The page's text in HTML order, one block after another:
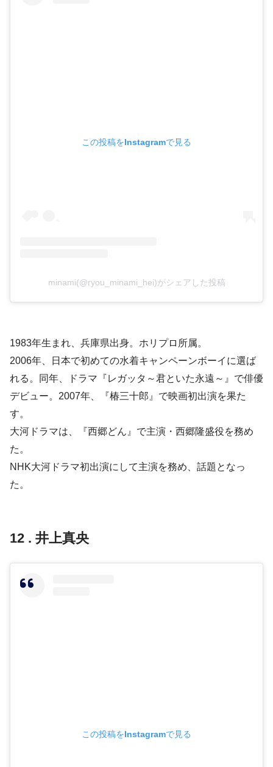
この投稿をInstagramで見る
minami(@ryou_minami_hei)がシェアした投稿
1983年生まれ、兵庫県出身。ホリプロ所属。
2006年、日本で初めての水着キャンペーンボーイに選ば
れる。同年、ドラマ『レガッタ～君といた永遠～』で俳優
デビュー。2007年、『椿三十郎』で映画初出演を果た
す。
大河ドラマは、『西郷どん』で主演・西郷隆盛役を務め
た。
NHK大河ドラマ初出演にして主演を務め、話題となっ
た。
12 . 井上真央
この投稿をInstagramで見る